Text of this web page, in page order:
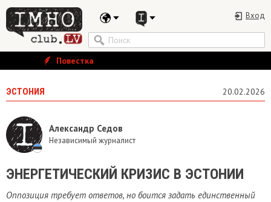
Вход
Повестка
ЭСТОНИЯ 20.02.2026
Александр Седов
Независимый журналист
ЭНЕРГЕТИЧЕСКИЙ КРИЗИС В ЭСТОНИИ
Оппозиция требует ответов, но боится задать единственный